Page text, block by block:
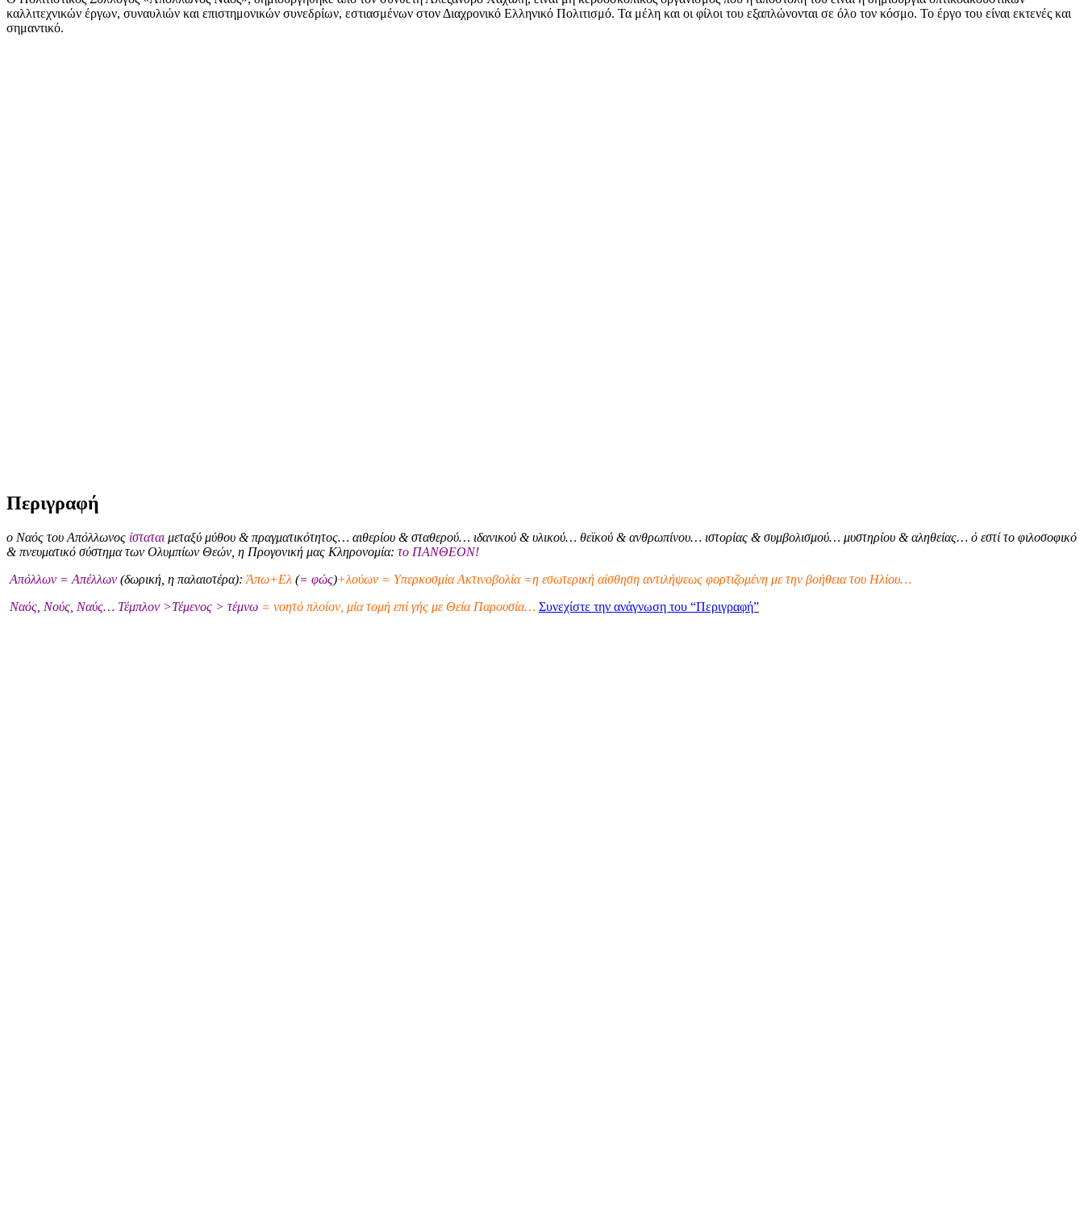
καλλιτεχνικών έργων, συναυλιών και επιστημονικών συνεδρίων, εστιασμένων στον Διαχρονικό Ελληνικό Πολιτισμό. Τα μέλη και οι φίλοι του εξαπλώνονται σε όλο τον κόσμο. Το έργο του είναι εκτενές και
σημαντικό.
Περιγραφή
ο Ναός του Απόλλωνος ίσταται μεταξύ μύθου & πραγματικότητος… αιθερίου & σταθερού… ιδανικού & υλικού… θεϊκού & ανθρωπίνου… ιστορίας & συμβολισμού… μυστηρίου & αληθείας… ό εστί το φιλοσοφικό
& πνευματικό σύστημα των Ολυμπίων Θεών, η Προγονική μας Κληρονομία: το ΠΑΝΘΕΟΝ!
Απόλλων = Απέλλων (δωρική, η παλαιοτέρα): Άπω+Ελ (= φώς)+λούων = Υπερκοσμία Ακτινοβολία =η εσωτερική αίσθηση αντιλήψεως φορτιζομένη με την βοήθεια του Ηλίου…
Ναός, Νούς, Ναύς… Τέμπλον >Τέμενος > τέμνω = νοητό πλοίον, μία τομή επί γής με Θεία Παρουσία… Συνεχίστε την ανάγνωση του “Περιγραφή”